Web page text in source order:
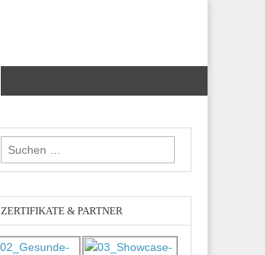
Suchen
nach:
ZERTIFIKATE & PARTNER